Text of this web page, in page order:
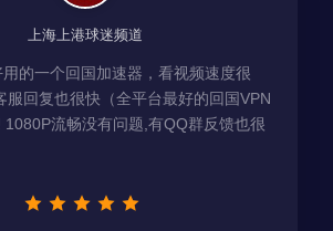
上海上港球迷频道
的一个回国加速器，看视频速度很
服回复也很快（全平台最好的回国VPN
1080P流畅没有问题,有QQ群反馈也很